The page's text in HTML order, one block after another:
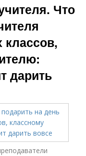
Что
дарить